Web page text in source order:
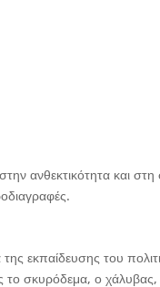
ανθεκτικότητα και
εκπαίδευσης του
το σκυρόδεμα, ο